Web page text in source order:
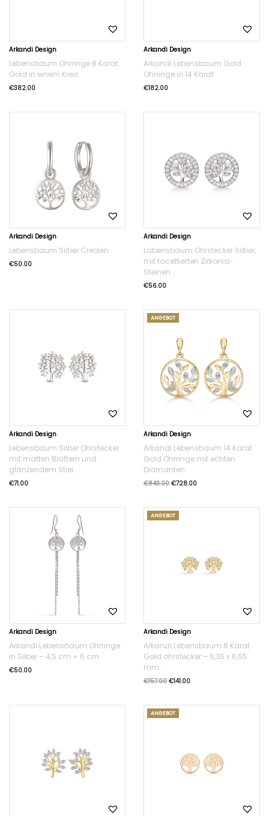
Arkandi Design
Lebensbaum Ohrringe 8 Karat
Gold in einem Kreis
€382.00
Arkandi Design
Arkandi Lebensbaum Gold
Ohrringe in 14 Karat
€182.00
Arkandi Design
Lebensbaum Silber Creolen
€50.00
Arkandi Design
Labensbaum Ohrstecker Silber,
mit facettierten Zirkonia-
Steinen
€56.00
Arkandi Design
Lebensbaum Silber Ohrstecker
mit matten Blättern und
glänzendem Stiel
€71.00
ANGEBOT
Arkandi Design
Arkandi Lebensbaum 14 Karat
Gold Ohrringe mit echten
Diamanten
€843.00 €728.00
Arkandi Design
Arkandi Lebensbaum Ohrringe
in Silber – 4,5 cm + 6 cm
€50.00
ANGEBOT
Arkandi Design
Arkandi Lebensbaum 8 Karat
Gold ohrstecker – 6,36 x 6,55
mm.
€157.00 €141.00
ANGEBOT